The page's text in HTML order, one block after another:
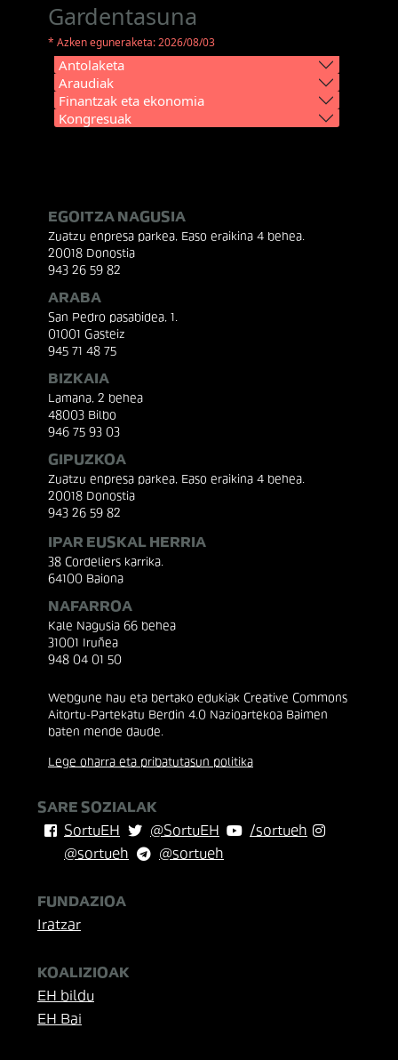
Gardentasuna
* Azken eguneraketa: 2026/08/03
Antolaketa
Araudiak
Finantzak eta ekonomia
Kongresuak
EGOITZA NAGUSIA
Zuatzu enpresa parkea, Easo eraikina 4 behea.
20018 Donostia
943 26 59 82
ARABA
San Pedro pasabidea, 1.
01001 Gasteiz
945 71 48 75
BIZKAIA
Lamana, 2 behea
48003 Bilbo
946 75 93 03
GIPUZKOA
Zuatzu enpresa parkea, Easo eraikina 4 behea.
20018 Donostia
943 26 59 82
IPAR EUSKAL HERRIA
38 Cordeliers karrika.
64100 Baiona
NAFARROA
Kale Nagusia 66 behea
31001 Iruñea
948 04 01 50
Webgune hau eta bertako edukiak Creative Commons
Aitortu-Partekatu Berdin 4.0 Nazioartekoa Baimen
baten mende daude.
Lege oharra eta pribatutasun politika
SARE SOZIALAK
SortuEH
@SortuEH
/sortueh
@sortueh
@sortueh
FUNDAZIOA
Iratzar
KOALIZIOAK
EH bildu
EH Bai